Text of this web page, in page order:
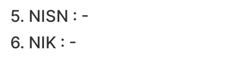
5. NISN : -
6. NIK : -